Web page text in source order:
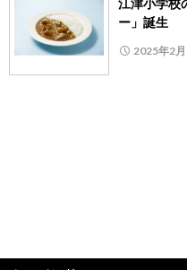
江津小学校
ー」誕生
2025年2